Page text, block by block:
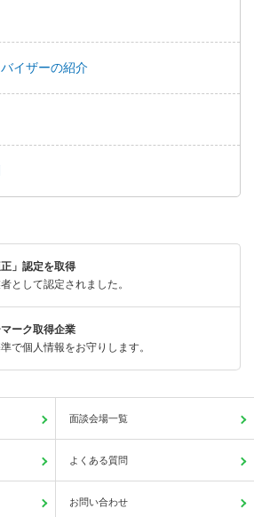
イザーの紹介
正」認定を取得
として認定されました。
ーク取得企業
で個人情報をお守りします。
面談会場一覧
よくある質問
お問い合わせ